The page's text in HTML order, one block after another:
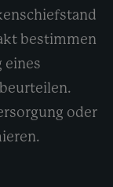
bestimmen
eines
oder